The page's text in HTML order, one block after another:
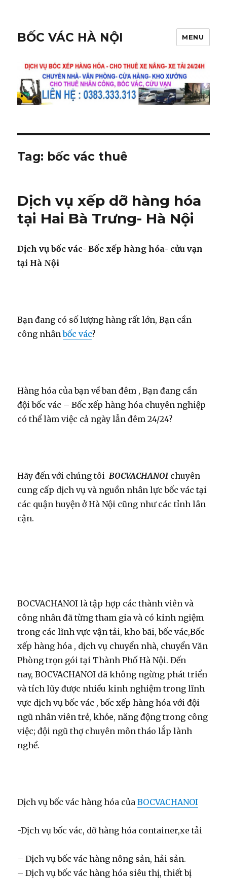
BỐC VÁC HÀ NỘI MENU
Tag: bốc vác thuê
Dịch vụ xếp dỡ hàng hóa
tại Hai Bà Trưng- Hà Nội
Dịch vụ bốc vác- Bốc xếp hàng hóa- cửu vạn
tại Hà Nội
Bạn đang có số lượng hàng rất lớn, Bạn cần
công nhânbốc vác?
Hàng hóa của bạn về ban đêm , Bạn đang cần
đội bốc vác – Bốc xếp hàng hóa chuyên nghiệp
có thể làm việc cả ngày lẫn đêm 24/24?
Hãy đến với chúng tôi BOCVACHANOI chuyên
cung cấp dịch vụ và nguồn nhân lực bốc vác tại
các quận huyện ở Hà Nội cũng như các tỉnh lân
cận.
BOCVACHANOI là tập hợp các thành viên và
công nhân đã từng tham gia và có kinh ngiệm
trong các lĩnh vực vận tải, kho bãi, bốc vác,Bốc
xếp hàng hóa , dịch vụ chuyển nhà, chuyển Văn
Phòng trọn gói tại Thành Phố Hà Nội. Đến
nay, BOCVACHANOI đã không ngừng phát triển
và tích lũy được nhiều kinh nghiệm trong lĩnh
vực dịch vụ bốc vác , bốc xếp hàng hóa với đội
ngũ nhân viên trẻ, khỏe, năng động trong công
việc; đội ngũ thợ chuyên môn tháo lắp lành
nghề.
Dịch vụ bốc vác hàng hóa củaBOCVACHANOI
-Dịch vụ bốc vác, dỡ hàng hóa container,xe tải
– Dịch vụ bốc vác hàng nông sản, hải sản.
– Dịch vụ bốc vác hàng hóa siêu thị, thiết bị